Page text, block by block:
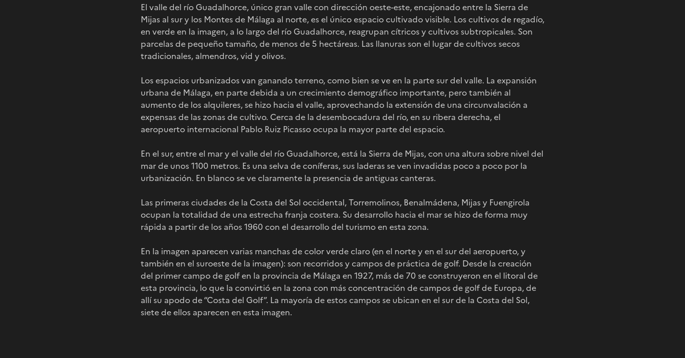
El valle del río Guadalhorce, único gran valle con dirección oeste-este, encajonado entre la Sierra de
Mijas al sur y los Montes de Málaga al norte, es el único espacio cultivado visible. Los cultivos de regadío,
en verde en la imagen, a lo largo del río Guadalhorce, reagrupan cítricos y cultivos subtropicales. Son
parcelas de pequeño tamaño, de menos de 5 hectáreas. Las llanuras son el lugar de cultivos secos
tradicionales, almendros, vid y olivos.
Los espacios urbanizados van ganando terreno, como bien se ve en la parte sur del valle. La expansión
urbana de Málaga, en parte debida a un crecimiento demográfico importante, pero también al
aumento de los alquileres, se hizo hacia el valle, aprovechando la extensión de una circunvalación a
expensas de las zonas de cultivo. Cerca de la desembocadura del río, en su ribera derecha, el
aeropuerto internacional Pablo Ruiz Picasso ocupa la mayor parte del espacio.
En el sur, entre el mar y el valle del río Guadalhorce, está la Sierra de Mijas, con una altura sobre nivel del
mar de unos 1100 metros. Es una selva de coníferas, sus laderas se ven invadidas poco a poco por la
urbanización. En blanco se ve claramente la presencia de antiguas canteras.
Las primeras ciudades de la Costa del Sol occidental, Torremolinos, Benalmádena, Mijas y Fuengirola
ocupan la totalidad de una estrecha franja costera. Su desarrollo hacia el mar se hizo de forma muy
rápida a partir de los años 1960 con el desarrollo del turismo en esta zona.
En la imagen aparecen varias manchas de color verde claro (en el norte y en el sur del aeropuerto, y
también en el suroeste de la imagen): son recorridos y campos de práctica de golf. Desde la creación
del primer campo de golf en la provincia de Málaga en 1927, más de 70 se construyeron en el litoral de
esta provincia, lo que la convirtió en la zona con más concentración de campos de golf de Europa, de
allí su apodo de “Costa del Golf”. La mayoría de estos campos se ubican en el sur de la Costa del Sol,
siete de ellos aparecen en esta imagen.